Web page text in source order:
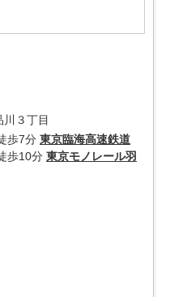
川３丁目
歩7分 東京臨海高速鉄道
歩10分 東京モノレール羽